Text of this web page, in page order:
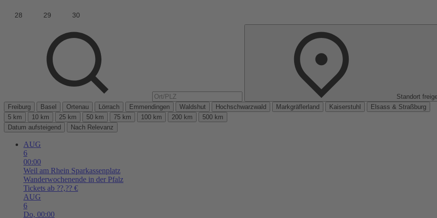
Standort
Freiburg
Basel Ortenau Lörrach Emmendingen Waldshut Hochschwarzwald Markgräflerland Kaiserstuhl
Elsass & Straßburg
5 km
10 km 25 km 50 km 75 km 100 km 200 km
500 km
Datum aufsteigend
Nach Relevanz
AUG
6
00:00
Weil am Rhein Sparkassenplatz
Wanderwochenende in der Pfalz
Tickets ab ??,?? €
AUG
6
Do, 00:00